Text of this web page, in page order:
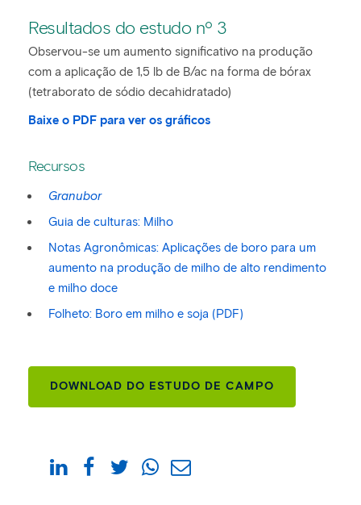
Resultados do estudo nº 3
Observou-se um aumento significativo na produção
com a aplicação de 1,5 lb de B/ac na forma de bórax
(tetraborato de sódio decahidratado)
Baixe o PDF para ver os gráficos
Recursos
Granubor
Guia de culturas: Milho
Notas Agronômicas: Aplicações de boro para um
aumento na produção de milho de alto rendimento
e milho doce
Folheto: Boro em milho e soja (PDF)
DOWNLOAD DO ESTUDO DE CAMPO